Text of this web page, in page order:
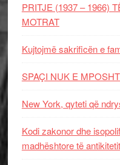
PRITJE (1937 – 1966)
MOTRAT
Kujtojmë sakrificën e
SPAÇI NUK E
New York, qyteti që
Kodi zakonor dhe
madhështore të